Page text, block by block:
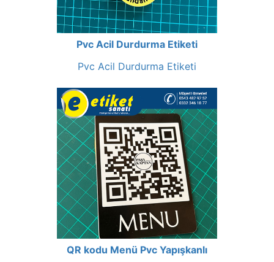
Pvc Acil Durdurma Etiketi
Pvc Acil Durdurma Etiketi
QR kodu Menü Pvc Yapışkanlı